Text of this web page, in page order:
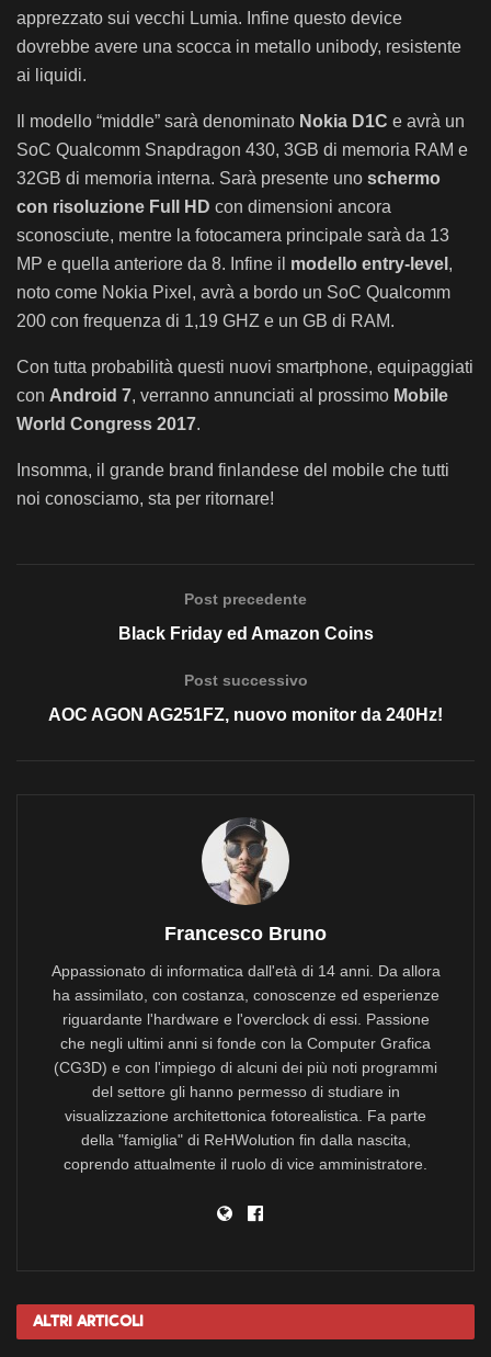
apprezzato sui vecchi Lumia. Infine questo device
dovrebbe avere una scocca in metallo unibody, resistente
ai liquidi.
Il modello “middle” sarà denominato Nokia D1C e avrà un
SoC Qualcomm Snapdragon 430, 3GB di memoria RAM e
32GB di memoria interna. Sarà presente uno schermo
con risoluzione Full HD con dimensioni ancora
sconosciute, mentre la fotocamera principale sarà da 13
MP e quella anteriore da 8. Infine il modello entry-level ,
noto come Nokia Pixel, avrà a bordo un SoC Qualcomm
200 con frequenza di 1,19 GHZ e un GB di RAM.
Con tutta probabilità questi nuovi smartphone, equipaggiati
con Android 7, verranno annunciati al prossimo Mobile
World Congress 2017.
Insomma, il grande brand finlandese del mobile che tutti
noi conosciamo, sta per ritornare!
Post precedente
Black Friday ed Amazon Coins
Post successivo
AOC AGON AG251FZ, nuovo monitor da 240Hz!
Francesco Bruno
Appassionato di informatica dall'età di 14 anni. Da allora
ha assimilato, con costanza, conoscenze ed esperienze
riguardante l'hardware e l'overclock di essi. Passione
che negli ultimi anni si fonde con la Computer Grafica
(CG3D) e con l'impiego di alcuni dei più noti programmi
del settore gli hanno permesso di studiare in
visualizzazione architettonica fotorealistica. Fa parte
della "famiglia" di ReHWolution fin dalla nascita,
coprendo attualmente il ruolo di vice amministratore.
Altri Articoli